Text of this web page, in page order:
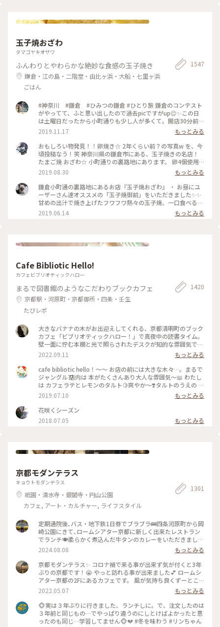
所』 2025年10月18日(土) - 2026年3月15日(日) #金沢21世紀
#SIDECORELivingroadLivingspace/生きている道生きるため
の場所 #ことりっぷと一緒 #金沢 #金沢旅
み、上から覗くプールが見られるようになり急いで見学！ も
わいいラビットチェアや、憧れのアルネ・ヤコブセンデザイン
のアントチェアやスワンチェアに座れたのも満足✨ 女子トイレ
世紀美術館 #美術館 #金沢 #石川 #アートな景色
玉子焼おざわ
タマゴヤキオザワ
ふんわりとやわらかな絶妙な食感の玉子焼き
鎌倉・江の島・二階堂・由比ヶ浜・大船・七里ヶ浜
ごはん
1547
#神奈川 #鎌倉 #ひみつの鎌倉 #ひとり旅 鎌倉のコンテスト
がやってて、ふと思い出したので過去picですがup😌✨この日
は土曜日だったから小町通りも少し人が多くて。開店30分前に
並び始めて、既に前に10人ほどいましたよ〜。運良く1巡目で
入れたので、玉子焼きを注文😎なんともいえない甘さと出汁の
お味と、、、とりあえず美味😂笑！また機会があれば行きたい
なあ。
2019.11.17
もっとみる
おもしろい物発見！！卵焼き☆ 2年くらい前？の写真w を、今
頃投稿なう！笑 神奈川県の鎌倉市にある、玉子焼きの名店！
たまご焼 おざわ☆ 小町通りの裏路地にあります。 卵4個使用
で、砂糖醤油の風味の後に、出汁の風味と旨みが来る感じでし
た！ 口当たりは柔らでした！ 記憶でわ… 開店の11時半前に行
ったのに、長者の列で30分以上待った記憶が… 懐かし～ ま
た、食べに行きたいな～ #神奈川 #鎌倉 #玉子焼き #おざわ #御
膳 #名店 #小町通り #裏 #過去
2019.08.30
もっとみる
鎌倉小町通の裏路地にあるお店『玉子焼おざわ』 ・ お昼にユ
ーザーさん達オススメの「玉子焼御前」をいただきました✨✨
甘めの出汁で焼き上げたフワフワ熱々の玉子焼、一口食べると
旨味がジュワーッと広がります😆 この味は絶対家で再現でき
ない美味しさです🌟 ・ ちなみに、ご飯の上の昆布もいいお
倉 #小町通り
2019.06.14 もっとみる
Cafe Bibliotic Hello!
カフェビブリオティックハロー
まるで図書館のようなこだわりブックカフェ
京都駅・河原町・京都御所・四条・壬生
たびレポ
1420
大きなバナナの木がお出迎えしてくれる、京都清明町のブック
カフェ「ビブリオティックハロー！」で真夜中の読書タイム。
壁一面に佇む本棚と光で照らされたデスクが知的な雰囲気で、
これぞ大人カフェでした。2階に貫けている本棚を見に行く
と、ちょっとスケスケの渡り廊下でスリリング。スイーツもド
リンクも美味しくて、夜遅くまでやっているのも嬉しくて。。
これは出張の度に立ち寄りそうです。築150年以上の町屋をリ
ノベしたというところも見応えあり。観光というよりも、ロー
カルに寄り添っているようで温かい空気も感じました。 #私の
ことりっぷ2022 #Myことりっぷ #京都カフェ #ブックカフ
ェ #読書 #ガトーショコラ #コーヒー
2022.09.11
もっとみる
cafe bibliotic hello！〜〜 お店の前には大きな木々…。まるで
ジャングル⁇ 店内は 本がたくさんあり大人な雰囲気〜📖 わたし
は カフェラテとレモンのタルト🍋爽やか〜❣️タルトのうえの レ
モンのドライフルーツがめちゃくちゃ美味しい❣️ カフェの横で
は パンも販売してます。こちらも魅力的でしたが またの機会
に〜 #京都#カフェ#レモンタルト
2019.07.10
もっとみる
花咲くシーズン
2018.07.05
もっとみる
京都モダンテラス
キョウトモダンテラス
祇園・清水寺・銀閣寺・円山公園
カフェ, アート・カルチャー, ライフスタイル
1301
定期通院後､バス・地下鉄1日券でブラブラ🚌四条河原町から岡
崎公園にきて､ロームシアター京都に新しく出来たレストラン
でランチ🍽️柔らかく煮込んだ牛タンのカレーをいただきました
🍛 #グルメ #ランチ #カレー
2024.08.08
もっとみる
京都モダンテラス✨ コロナ禍で来る事が出来ず気が付くと3年
ぶりの京都です！😭 やっと訪れる事が出来ました💕 ロームシ
アター京都の2Fにあるカフェです。 風が気持ち良くずーとこ
こで時間を過ごしていたいカフェです🥰 スズメが残したケー
キのくずを食べにテーブルの上にやってきてました😆 #Myこ
とりっぷ #春風さんぽ
2022.05.07
もっとみる
🐵実は３年ぶりに行きました、ランチしに。で、注文したのは
３年前と同じもの…でやっぱり違うのにしとけばよかったと思
ったのも同じ…学習してません🐵💔 #冬を味わう #リンちゃん